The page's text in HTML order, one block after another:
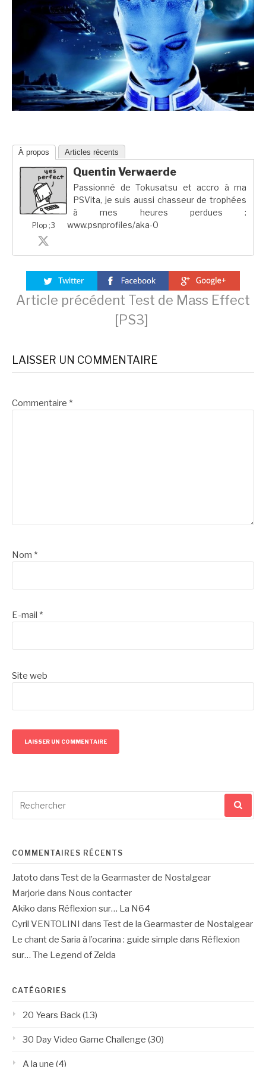
À propos Articles récents
Plop ;3
Quentin Verwaerde
Passionné de Tokusatsu et accro à ma
PSVita, je suis aussi chasseur de trophées
à mes heures perdues :
www.psnprofiles/aka-0
Lire
la
suite
Article précédent Test de Mass Effect
[PS3]
LAISSER UN COMMENTAIRE
Commentaire *
Nom *
E-mail *
Site web
pour
COMMENTAIRES RÉCENTS
Jatoto dans Test de la Gearmaster de Nostalgear
Marjorie dans Nous contacter
Akiko dans Réflexion sur… La N64
Cyril VENTOLINI dans Test de la Gearmaster de Nostalgear
Le chant de Saria à l’ocarina : guide simple dans Réflexion
sur… The Legend of Zelda
CATÉGORIES
20 Years Back(13)
30 Day Video Game Challenge (30)
A la une (4)